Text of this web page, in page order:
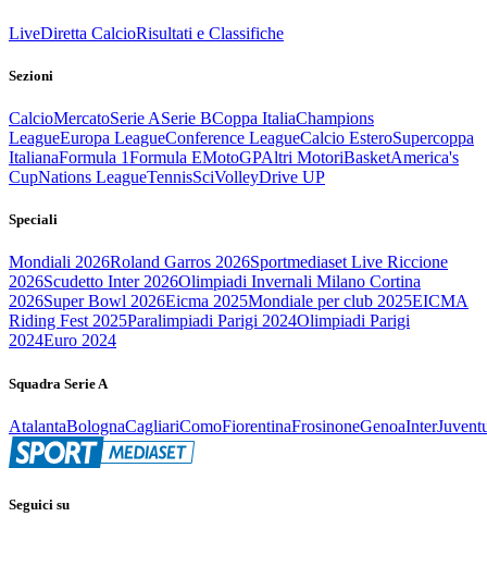
LiveDiretta CalcioRisultati e Classifiche
Sezioni
CalcioMercatoSerie ASerie BCoppa ItaliaChampions
LeagueEuropa LeagueConference LeagueCalcio EsteroSupercoppa
ItalianaFormula 1Formula EMotoGPAltri MotoriBasketAmerica's
CupNations LeagueTennisSciVolleyDrive UP
Speciali
Mondiali 2026Roland Garros 2026Sportmediaset Live Riccione
2026Scudetto Inter 2026Olimpiadi Invernali Milano Cortina
2026Super Bowl 2026Eicma 2025Mondiale per club 2025EICMA
Riding Fest 2025Paralimpiadi Parigi 2024Olimpiadi Parigi
2024Euro 2024
Squadra Serie A
AtalantaBolognaCagliariComoFiorentinaFrosinoneGenoaInter
Seguici su